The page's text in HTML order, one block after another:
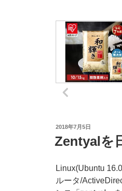
投
日:
2018年7月5日
Zentyalを
Linux(Ubuntu
ルータ/